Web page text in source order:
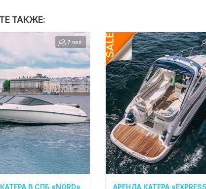
ТАКЖЕ:
7 чел.
В СПБ «NORD»